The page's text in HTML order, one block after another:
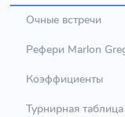
Очные встречи
Рефери Marlon
Коэффициенты
Турнирная таблица